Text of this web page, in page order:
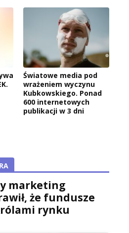
Światowe media pod
wrażeniem wyczynu
Kubkowskiego. Ponad
600 internetowych
publikacji w 3 dni
marketing
że fundusze
rynku